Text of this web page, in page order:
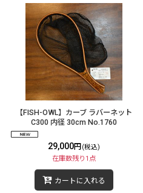
【FISH-OWL】カーブ ラバーネット
C300 内径 30cm No.1760
29,000円 (税込)
在庫数残り1点
カートに入れる